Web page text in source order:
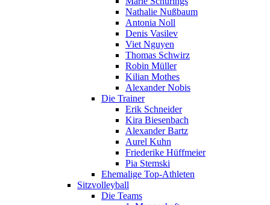
Nathalie Nußbaum
Antonia Noll
Denis Vasilev
Viet Nguyen
Thomas Schwirz
Robin Müller
Kilian Mothes
Alexander Nobis
Die Trainer
Erik Schneider
Kira Biesenbach
Alexander Bartz
Aurel Kuhn
Friederike Hüffmeier
Pia Stemski
Ehemalige Top-Athleten
Sitzvolleyball
Die Teams